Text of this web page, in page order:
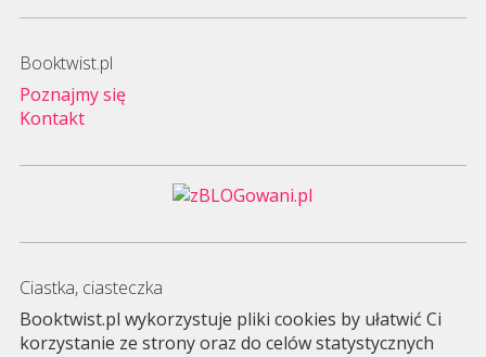
Booktwist.pl
Poznajmy się
Kontakt
Ciastka, ciasteczka
Booktwist.pl wykorzystuje pliki cookies by ułatwić Ci
korzystanie ze strony oraz do celów statystycznych